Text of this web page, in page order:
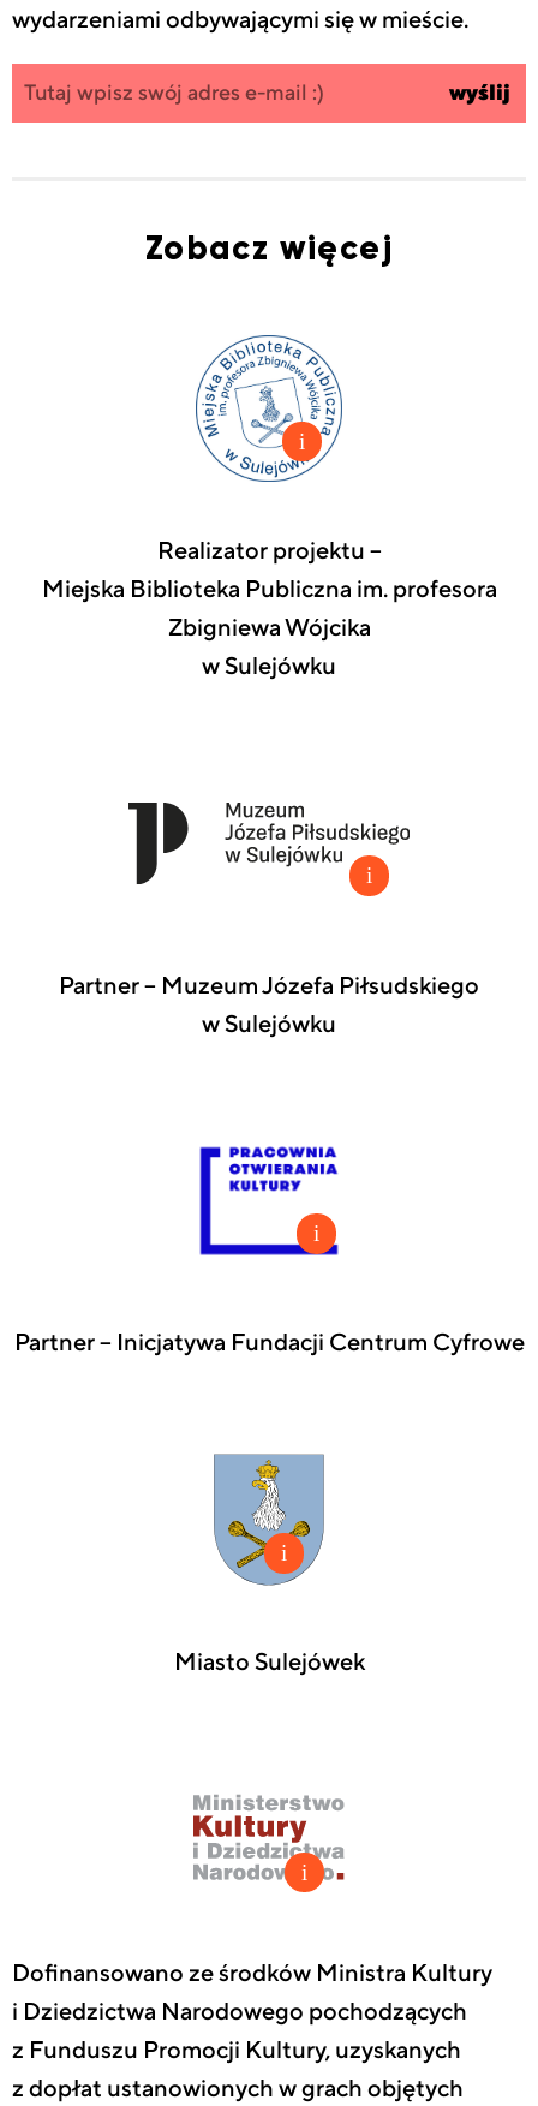
wydarzeniami odbywającymi się w mieście.
Zapisz się
do
wpisz
swój
wyślij
Zobacz więcej
Realizator projektu –
Miejska Biblioteka Publiczna im. profesora
Zbigniewa Wójcika
w Sulejówku
Partner – Muzeum Józefa Piłsudskiego
w Sulejówku
Partner – Inicjatywa Fundacji Centrum Cyfrowe
Miasto Sulejówek
Dofinansowano ze środków Ministra Kultury
i Dziedzictwa Narodowego pochodzących
z Funduszu Promocji Kultury, uzyskanych
z dopłat ustanowionych w grach objętych